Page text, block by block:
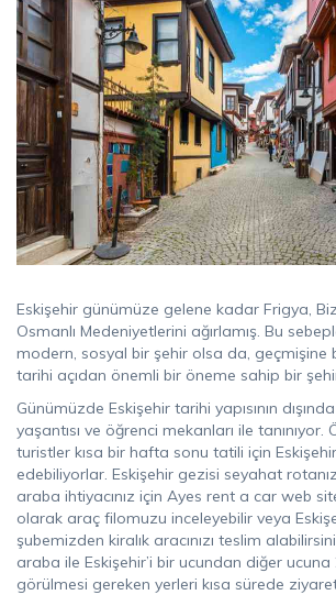
Eskişehir günümüze gelene kadar Frigya,
Osmanlı Medeniyetlerini ağırlamış. Bu
modern, sosyal bir şehir olsa da, geçmişine
tarihi açıdan önemli bir öneme sahip bir
Günümüzde Eskişehir tarihi yapısının
yaşantısı ve öğrenci mekanları ile tanınıyor.
turistler kısa bir hafta sonu tatili için
edebiliyorlar. Eskişehir gezisi seyahat
araba ihtiyacınız için Ayes rent a car web
olarak araç filomuzu inceleyebilir veya
şubemizden kiralık aracınızı teslim
araba ile Eskişehir’i bir ucundan diğer
görülmesi gereken yerleri kısa sürede